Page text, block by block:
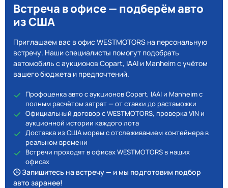
Встреча в офисе — подберём авто
из США
Приглашаем вас в офис WESTMOTORS на персональную
встречу. Наши специалисты помогут подобрать
автомобиль с аукционов Copart, IAAI и Manheim с учётом
вашего бюджета и предпочтений.
Профоценка авто с аукционов Copart, IAAI и Manheim с
полным расчётом затрат — от ставки до растаможки
Официальный договор с WESTMOTORS, проверка VIN и
аукционной истории каждого лота
Доставка из США морем с отслеживанием контейнера в
реальном времени
Встречи проходят в офисах WESTMOTORS в наших
офисах
🕒 Запишитесь на встречу — и мы подготовим подбор
авто заранее!